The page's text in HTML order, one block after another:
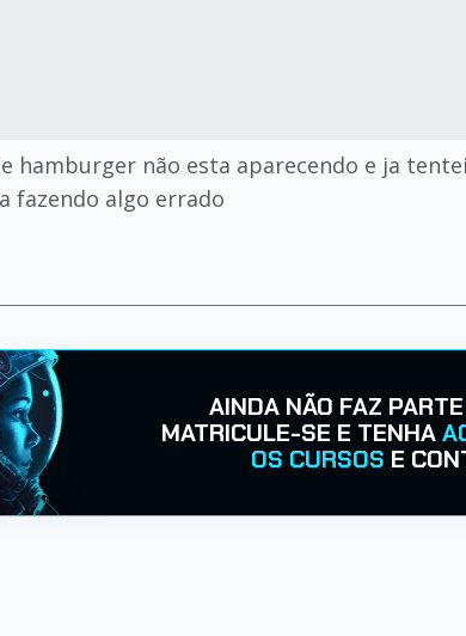
hamburger não esta aparecendo e ja
fazendo algo errado
AINDA NÃO FAZ
MATRICULE-SE E TENHA
OS CURSOS E